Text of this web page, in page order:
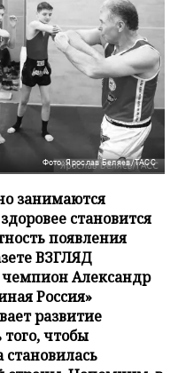
Фото: Ярослав Беляев/ТАСС
занимаются
становится
появления
ВЗГЛЯД
Александр
Россия»
развитие
того, чтобы